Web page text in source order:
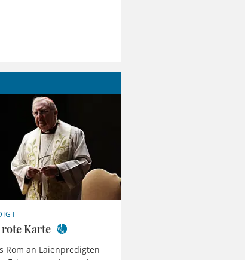
Karte
Rom an Laienpredigten